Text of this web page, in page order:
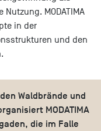
MODATIMA
in der
und den
Waldbrände und
MODATIMA
die im Falle